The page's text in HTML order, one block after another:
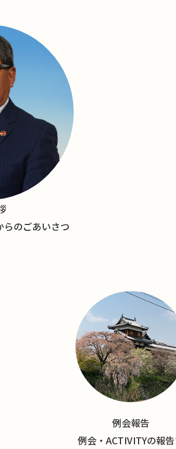
のごあいさつ
例会報告
例会・ACTIVITYの報